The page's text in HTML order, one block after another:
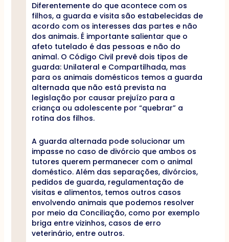
Diferentemente do que acontece com os
filhos, a guarda e visita são estabelecidas de
acordo com os interesses das partes e não
dos animais. É importante salientar que o
afeto tutelado é das pessoas e não do
animal. O Código Civil prevê dois tipos de
guarda: Unilateral e Compartilhada, mas
para os animais domésticos temos a guarda
alternada que não está prevista na
legislação por causar prejuízo para a
criança ou adolescente por “quebrar” a
rotina dos filhos.
A guarda alternada pode solucionar um
impasse no caso de divórcio que ambos os
tutores querem permanecer com o animal
doméstico. Além das separações, divórcios,
pedidos de guarda, regulamentação de
visitas e alimentos, temos outros casos
envolvendo animais que podemos resolver
por meio da Conciliação, como por exemplo
briga entre vizinhos, casos de erro
veterinário, entre outros.